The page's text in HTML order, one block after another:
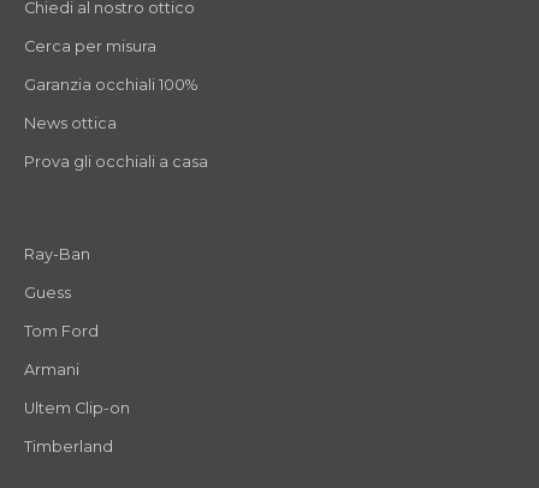
Chiedi al nostro ottico
Cerca per misura
Garanzia occhiali 100%
News ottica
Prova gli occhiali a casa
Ray-Ban
Guess
Tom Ford
Armani
Ultem Clip-on
Timberland